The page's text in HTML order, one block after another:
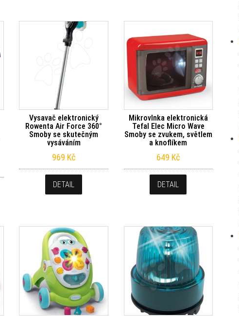
Vysavač elektronický
Rowenta Air Force 360°
Smoby se skutečným
vysáváním
969 Kč
DETAIL
Mikrovlnka elektronická
Tefal Elec Micro Wave
Smoby se zvukem, světlem
a knoflíkem
649 Kč
DETAIL